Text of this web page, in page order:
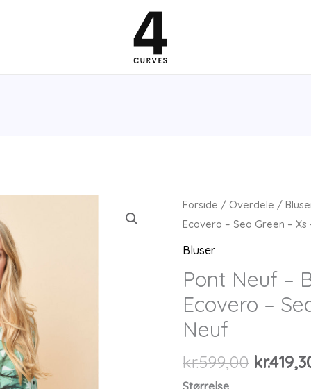
Forside / Overdele /
Ecovero – Sea Green – Xs
Bluser
Pont Neuf –
Ecovero –
Neuf
kr.599,00 Den
kr.
Størrelse